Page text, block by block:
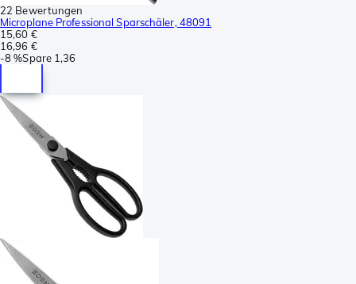
22 Bewertungen
Microplane Professional Sparschäler, 48091
15,60 €
16,96 €
-8 %Spare 1,36